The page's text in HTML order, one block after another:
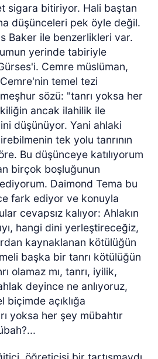
sigara bitiriyor. Hali baştan
düşünceleri pek öyle değil.
Baker ile benzerlikleri var.
yerinde tabiriyle
Cemre müslüman,
temel tezi
sözü: "tanrı yoksa her
ancak ilahilik ile
düşünüyor. Yani ahlaki
tek yolu tanrının
Bu düşünceye katılıyorum
birçok boşluğunun
Daimond Tema bu
fark ediyor ve konuyla
cevapsız kalıyor: Ahlakın
hangi dini yerleştireceğiz,
kaynaklanan kötülüğün
başka bir tanrı kötülüğün
olamaz mı, tanrı, iyilik,
deyince ne anlıyoruz,
biçimde açıklığa
yoksa her şey mübahtır